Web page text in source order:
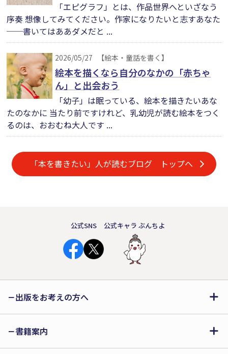
「エピグラフ」とは、作品世界へといざなう
序奏 想像してみてください。作家になりたいと志すあなた
──書いてはああダメだと ...
2026/05/27 【絵本・童話を書く】
絵本を描くなら自分のなかの「赤ちゃ
ん」と出会おう
「幼子」は眠っている、絵本を描きたいあな
たのなかに 当たり前ですけれど、乳幼児が読む絵本をつく
るのは、おおむね大人です ...
「本を書きたい」人が読むブログ トップへ
公式SNS 公式キャラ ぶんちよ
出版をお考えの方へ
書籍案内